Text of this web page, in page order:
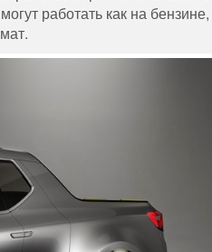
работать как на бензине,